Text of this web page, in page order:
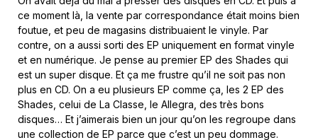
ce moment là, la vente par correspondance était moins bien
foutue, et peu de magasins distribuaient le vinyle. Par
contre, on a aussi sorti des EP uniquement en format vinyle
et en numérique. Je pense au premier EP des Shades qui
est un super disque. Et ça me frustre qu’il ne soit pas non
plus en CD. On a eu plusieurs EP comme ça, les 2 EP des
Shades, celui de La Classe, le Allegra, des très bons
disques… Et j’aimerais bien un jour qu’on les regroupe dans
une collection de EP parce que c’est un peu dommage.